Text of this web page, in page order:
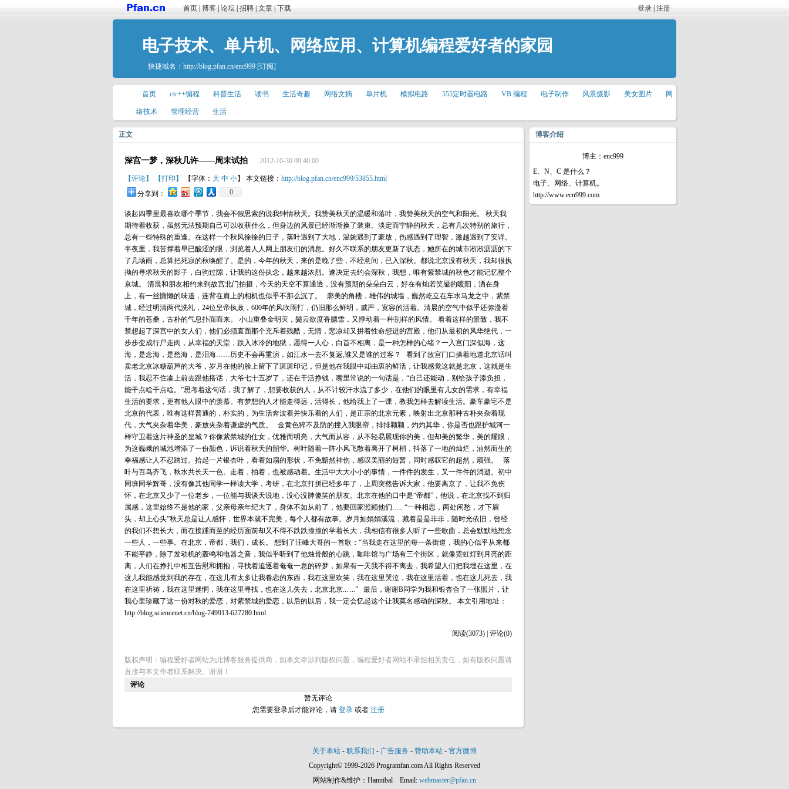
登录 注册
首页 博客 论坛 招聘 文章 下载
电子技术、单片机、网络应用、计算机编程爱好者的家园
快捷域名： http://blog.pfan.cn/enc999 [订阅]
首页 c/c++编程 科普生活 读书 生活奇趣 网络文摘 单片机 模拟电路 555定时器电路 VB 编程 电子制作 风景摄影 美女图片 网
络技术 管理经营 生活
博客介绍
博主：enc999
E、N、C 是什么？
电子、网络、计算机。
http://www.ecn999.com
正文
深宫一梦，深秋几许——周末试拍 2012-10-30 09:40:00
【评论】 【打印】 【字体： 大 中 小】 本文链接： http://blog.pfan.cn/enc999/53855.html
分享到：
0
谈起四季里最喜欢哪个季节，我会不假思索的说我钟情秋天。我赞美秋天的温暖和落叶，我赞美秋天的空气和阳光。 秋天我
期待着收获，虽然无法预期自己可以收获什么，但身边的风景已经渐渐换了装束。淡定而宁静的秋天，总有几次特别的旅行，
总有一些特殊的重逢。在这样一个秋风徐徐的日子，落叶遇到了大地，温婉遇到了豪放，伤感遇到了理智，激越遇到了安详。
半夜里，我苦撑着早已酸涩的眼，浏览着人人网上朋友们的消息。好久不联系的朋友更新了状态，她所在的城市淅淅沥沥的下
了几场雨，总算把死寂的秋唤醒了。是的，今年的秋天，来的是晚了些，不经意间，已入深秋。都说北京没有秋天，我却很执
拗的寻求秋天的影子，白驹过隙，让我的这份执念，越来越浓烈。遂决定去约会深秋，我想，唯有紫禁城的秋色才能记忆整个
京城。 清晨和朋友相约来到故宫北门拍摄，今天的天空不算通透，没有预期的朵朵白云，好在有灿若笑靥的暖阳，洒在身
上，有一丝慵懒的味道，连背在肩上的相机也似乎不那么沉了。 廓美的角楼，雄伟的城墙，巍然屹立在车水马龙之中，紫禁
城，经过明清两代洗礼，24位皇帝执政，600年的风吹雨打，仍旧那么鲜明，威严，宽容的活着。清晨的空气中似乎还弥漫着
千年的苍桑，古朴的气息扑面而来。 小山重叠金明灭，鬓云欲度香腮雪，又悸动着一种别样的风情。 看着这样的景致，我不
禁想起了深宫中的女人们，他们必须直面那个充斥着残酷，无情，悲凉却又拼着性命想进的宫殿，他们从最初的风华绝代，一
步步变成行尸走肉，从幸福的天堂，跌入冰冷的地狱，愿得一人心，白首不相离，是一种怎样的心绪？一入宫门深似海，这
海，是念海，是愁海，是泪海……历史不会再重演，如江水一去不复返,谁又是谁的过客？ 看到了故宫门口操着地道北京话叫
卖老北京冰糖葫芦的大爷，岁月在他的脸上留下了斑斑印记，但是他在我眼中却由衷的鲜活，让我感觉这就是北京，这就是生
活，我忍不住凑上前去跟他搭话，大爷七十五岁了，还在干活挣钱，嘴里常说的一句话是，“自己还能动，别给孩子添负担，
能干点啥干点啥。”思考着这句话，我了解了，想要收获的人，从不计较汗水流了多少，在他们的眼里有儿女的需求，有幸福
生活的要求，更有他人眼中的羡慕。有梦想的人才能走得远，活得长，他给我上了一课，教我怎样去解读生活。豪车豪宅不是
北京的代表，唯有这样普通的，朴实的，为生活奔波着并快乐着的人们，是正宗的北京元素，映射出北京那种古朴夹杂着现
代，大气夹杂着华美，豪放夹杂着谦虚的气质。 金黄色猝不及防的撞入我眼帘，排排颗颗，灼灼其华，你是否也跟护城河一
样守卫着这片神圣的皇城？你像紫禁城的仕女，优雅而明亮，大气而从容，从不轻易展现你的美，但却美的繁华，美的耀眼，
为这巍峨的城池增添了一份颜色，诉说着秋天的韶华。树叶随着一阵小风飞散着离开了树梢，抖落了一地的灿烂，油然而生的
幸福感让人不忍踏过。拾起一片银杏叶，看着如扇的形状，不免黯然神伤，感叹美丽的短暂，同时感叹它的超然，顽强。 落
叶与百鸟齐飞，秋水共长天一色。走着，拍着，也被感动着。生活中大大小小的事情，一件件的发生，又一件件的消逝。初中
同班同学辉哥，没有像其他同学一样读大学，考研，在北京打拼已经多年了，上周突然告诉大家，他要离京了，让我不免伤
怀，在北京又少了一位老乡，一位能与我谈天说地，没心没肺傻笑的朋友。北京在他的口中是“帝都”，他说，在北京找不到归
属感，这里始终不是他的家，父亲母亲年纪大了，身体不如从前了，他要回家照顾他们….. “一种相思，两处闲愁，才下眉
头，却上心头”秋天总是让人感怀，世界本就不完美，每个人都有故事。岁月如娟娟溪流，藏着是是非非，随时光依旧，曾经
的我们不想长大，而在接踵而至的经历面前却又不得不跌跌撞撞的学着长大，我相信有很多人听了一些歌曲，总会默默地想念
一些人，一些事。在北京，帝都，我们，成长。 想到了汪峰大哥的一首歌：“当我走在这里的每一条街道，我的心似乎从来都
不能平静，除了发动机的轰鸣和电器之音，我似乎听到了他烛骨般的心跳，咖啡馆与广场有三个街区，就像霓虹灯到月亮的距
离，人们在挣扎中相互告慰和拥抱，寻找着追逐着奄奄一息的碎梦，如果有一天我不得不离去，我希望人们把我埋在这里，在
这儿我能感觉到我的存在，在这儿有太多让我眷恋的东西，我在这里欢笑，我在这里哭泣，我在这里活着，也在这儿死去，我
在这里祈祷，我在这里迷惘，我在这里寻找，也在这儿失去，北京北京... ...” 最后，谢谢B同学为我和银杏合了一张照片，让
我心里珍藏了这一份对秋的爱恋，对紫禁城的爱恋，以后的以后，我一定会忆起这个让我莫名感动的深秋。 本文引用地址：
http://blog.sciencenet.cn/blog-749913-627280.html
阅读(3073) | 评论(0)
版权声明：编程爱好者网站为此博客服务提供商，如本文牵涉到版权问题，编程爱好者网站不承担相关责任，如有版权问题请
直接与本文作者联系解决。谢谢！
评论
暂无评论
您需要登录后才能评论，请 登录或者 注册
关于本站 - 联系我们 - 广告服务 - 赞助本站 - 官方微博
Copyright© 1999-2026 Programfan.com All Rights Reserved
网站制作&维护：Hannibal Email: webmaster@pfan.cn